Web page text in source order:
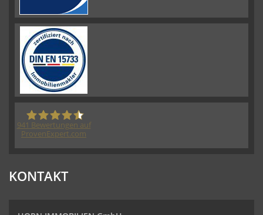
HORN IMMOBILIEN GmbH
941 Bewertungen auf
ProvenExpert.com
KONTAKT